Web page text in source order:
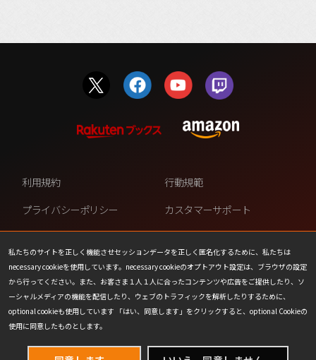
私たちのサイトを正しく機能させセッションデータを正しく匿名化するために、私たちは
necessary cookieを使用しています。necessary cookieのオプトアウト設定は、ブラウザの設定
から行ってください。また、お客さま１人１人に合ったコンテンツや広告をご提供したり、ソ
ーシャルメディアの機能を配信したり、ウェブのトラフィックを解析したりするために、
optional cookieも使用しています 「はい、同意します」をクリックすると、optional Cookieの
使用に同意したものとします。
利用規約
行動規範
プライバシーポリシー
カスタマーサポート
ファンコンテンツ・ポリシー
個人情報の販売や共有を許可し
ない
COOKIE
プレスリリース
会社情報
お問い合わせ